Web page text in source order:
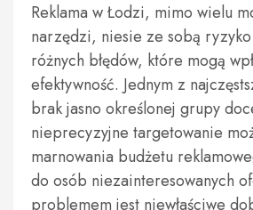
Reklama w Łodzi, mimo wielu
narzędzi, niesie ze sobą
różnych błędów, które mogą
efektywność. Jednym z
brak jasno określonej grupy
nieprecyzyjne targetowanie
marnowania budżetu
do osób niezainteresowanych
problemem jest niewłaściwe